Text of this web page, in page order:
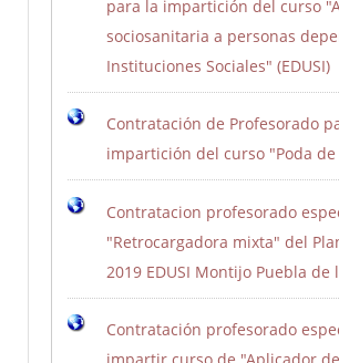
para la impartición del curso
sociosanitaria a personas
Instituciones Sociales" (EDUSI)
Contratación de Profesorado
impartición del curso "Poda de
Contratacion profesorado
"Retrocargadora mixta" del
2019 EDUSI Montijo Puebla de
Contratación profesorado